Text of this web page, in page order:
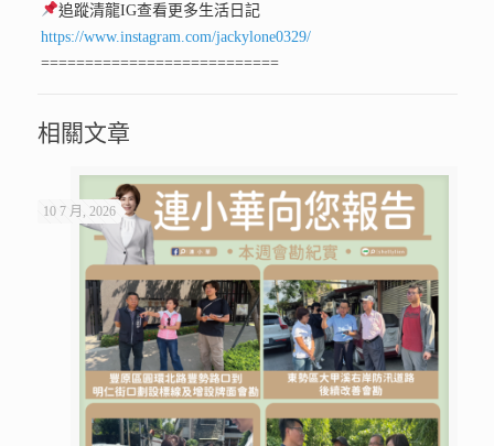
追蹤清龍IG查看更多生活日記
https://www.instagram.com/jackylone0329/
===========================
相關文章
10 7 月, 2026